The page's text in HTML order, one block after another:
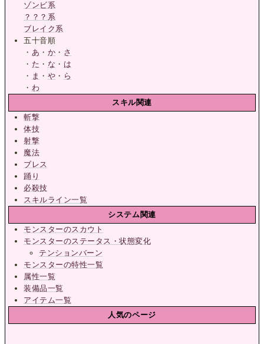
ゾンビ系
？？？系
ブレイク系
五十音順
・ あ ・ か ・ さ
・ た ・ な ・ は
・ ま ・ や ・ ら
・ わ
スキル関連
斬撃
体技
射撃
魔法
ブレス
踊り
必殺技
スキルライン一覧
システム関連
モンスターのスカウト
モンスターのステータス・状態変化
テンションバーン
モンスターの特性一覧
属性一覧
装備品一覧
アイテム一覧
人気のページ